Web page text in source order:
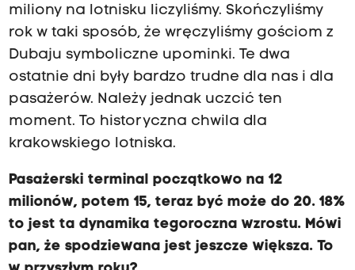
miliony na lotnisku liczyliśmy. Skończyliśmy
rok w taki sposób, że wręczyliśmy gościom z
Dubaju symboliczne upominki. Te dwa
ostatnie dni były bardzo trudne dla nas i dla
pasażerów. Należy jednak uczcić ten
moment. To historyczna chwila dla
krakowskiego lotniska.
Pasażerski terminal początkowo na 12
milionów, potem 15, teraz być może do 20. 18%
to jest ta dynamika tegoroczna wzrostu. Mówi
pan, że spodziewana jest jeszcze większa. To